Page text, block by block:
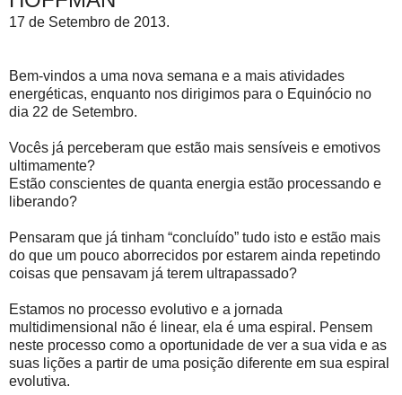
17 de Setembro de 2013.
Bem-vindos a uma nova semana e a mais atividades
energéticas, enquanto nos dirigimos para o Equinócio no
dia 22 de Setembro.
Vocês já perceberam que estão mais sensíveis e emotivos
ultimamente?
Estão conscientes de quanta energia estão processando e
liberando?
Pensaram que já tinham “concluído” tudo isto e estão mais
do que um pouco aborrecidos por estarem ainda repetindo
coisas que pensavam já terem ultrapassado?
Estamos no processo evolutivo e a jornada
multidimensional não é linear, ela é uma espiral. Pensem
neste processo como a oportunidade de ver a sua vida e as
suas lições a partir de uma posição diferente em sua espiral
evolutiva.